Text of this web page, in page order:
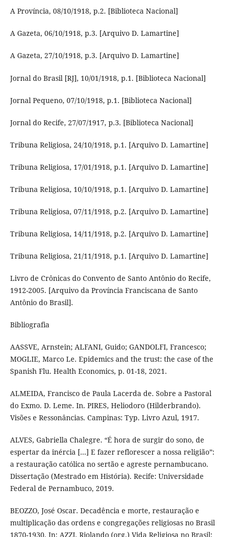
A Província, 08/10/1918, p.2. [Biblioteca Nacional]
A Gazeta, 06/10/1918, p.3. [Arquivo D. Lamartine]
A Gazeta, 27/10/1918, p.3. [Arquivo D. Lamartine]
Jornal do Brasil [RJ], 10/01/1918, p.1. [Biblioteca Nacional]
Jornal Pequeno, 07/10/1918, p.1. [Biblioteca Nacional]
Jornal do Recife, 27/07/1917, p.3. [Biblioteca Nacional]
Tribuna Religiosa, 24/10/1918, p.1. [Arquivo D. Lamartine]
Tribuna Religiosa, 17/01/1918, p.1. [Arquivo D. Lamartine]
Tribuna Religiosa, 10/10/1918, p.1. [Arquivo D. Lamartine]
Tribuna Religiosa, 07/11/1918, p.2. [Arquivo D. Lamartine]
Tribuna Religiosa, 14/11/1918, p.2. [Arquivo D. Lamartine]
Tribuna Religiosa, 21/11/1918, p.1. [Arquivo D. Lamartine]
Livro de Crônicas do Convento de Santo Antônio do Recife,
1912-2005. [Arquivo da Província Franciscana de Santo
Antônio do Brasil].
Bibliografia
AASSVE, Arnstein; ALFANI, Guido; GANDOLFI, Francesco;
MOGLIE, Marco Le. Epidemics and the trust: the case of the
Spanish Flu. Health Economics, p. 01-18, 2021.
ALMEIDA, Francisco de Paula Lacerda de. Sobre a Pastoral
do Exmo. D. Leme. In. PIRES, Heliodoro (Hilderbrando).
Visões e Ressonâncias. Campinas: Typ. Livro Azul, 1917.
ALVES, Gabriella Chalegre. “É hora de surgir do sono, de
espertar da inércia [...] E fazer reflorescer a nossa religião”:
a restauração católica no sertão e agreste pernambucano.
Dissertação (Mestrado em História). Recife: Universidade
Federal de Pernambuco, 2019.
BEOZZO, José Oscar. Decadência e morte, restauração e
multiplicação das ordens e congregações religiosas no Brasil
1870-1930. In: AZZI, Riolando (org.) Vida Religiosa no Brasil: